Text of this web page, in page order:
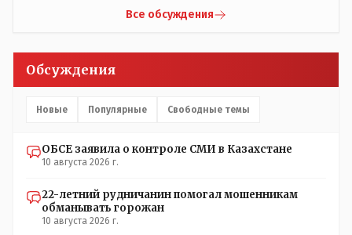
границе с испанией ввводить заборы. Также сейчас
брюсель обсуждает что новые страны ЕС не будут
крупные игроки а мелочь пузатая пусть помалкивает и
штекера для вилок вводит европейские)) оппозиция
франции вообще под шконкой, ле пен эту шпыняют по
надуманным предлогом и не подпускают к выборам это
чтоли свобода слова и демократия? Рынок СМИ
прямого владения и непрозрачных бюджетных
субсидий, что ограничивает плюрализм СМИа те что не
под контролем чужого государства или олигархов
которые выстраивают свой бизнес в других странах и
являются по сути агентами влияния иных государств.
Все обсуждения
Обсуждения
Новые Популярные Свободные темы
ОБСЕ заявила о контроле СМИ в Казахстане
10 августа 2026 г.
22-летний рудничанин помогал мошенникам
обманывать горожан
10 августа 2026 г.